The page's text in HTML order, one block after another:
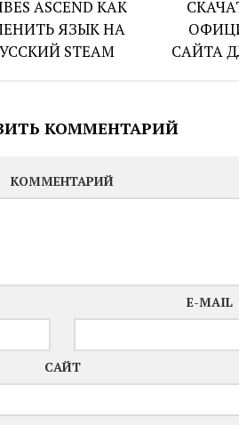
ASCEND КАК
ЯЗЫК НА
STEAM
САЙТА
КОММЕНТАРИЙ
КОММЕНТАРИЙ
E-MAIL
САЙТ